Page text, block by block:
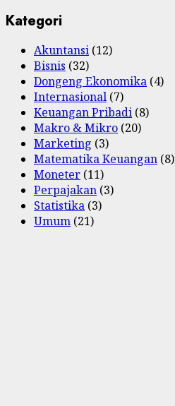
Kategori
Akuntansi (12)
Bisnis (32)
Dongeng Ekonomika (4)
Internasional (7)
Keuangan Pribadi (8)
Makro & Mikro (20)
Marketing (3)
Matematika Keuangan (8)
Moneter (11)
Perpajakan (3)
Statistika (3)
Umum (21)